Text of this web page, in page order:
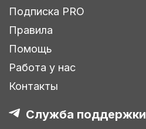
Подписка PRO
Правила
Помощь
Работа у нас
Контакты
Служба поддержки